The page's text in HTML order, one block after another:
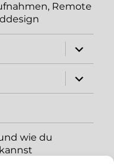
Remote
öffnen
öffnen
wie du